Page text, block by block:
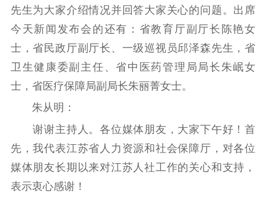
江苏要闻
公示公告
通知公告 信息公开制度
信息公开指南
信息公开年度报
工作动态
理论武装
理论学习
先生为大家介绍情况并回答大家关心的问题。出席
今天新闻发布会的还有：省教育厅副厅长陈艳女
士，省民政厅副厅长、一级巡视员邱泽森先生，省
卫生健康委副主任、省中医药管理局局长朱岷女
士，省医疗保障局副局长朱丽菁女士。
朱从明：
谢谢主持人。各位媒体朋友，大家下午好！首
先，我代表江苏省人力资源和社会保障厅，对各位
媒体朋友长期以来对江苏人社工作的关心和支持，
表示衷心感谢！